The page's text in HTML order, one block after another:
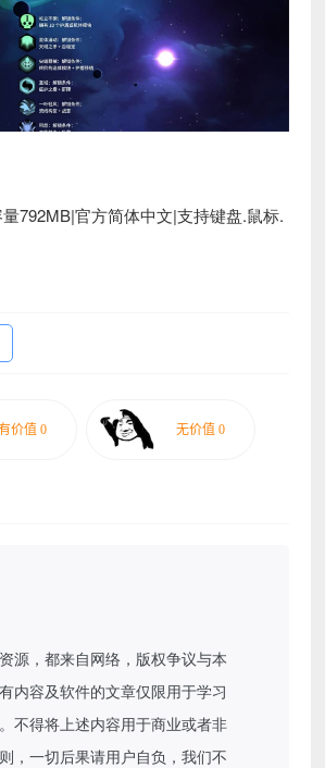
792MB|官方简体中文|支持键盘.鼠标.
源，都来自网络，版权争议与本
内容及软件的文章仅限用于学习
不得将上述内容用于商业或者非
，一切后果请用户自负，我们不